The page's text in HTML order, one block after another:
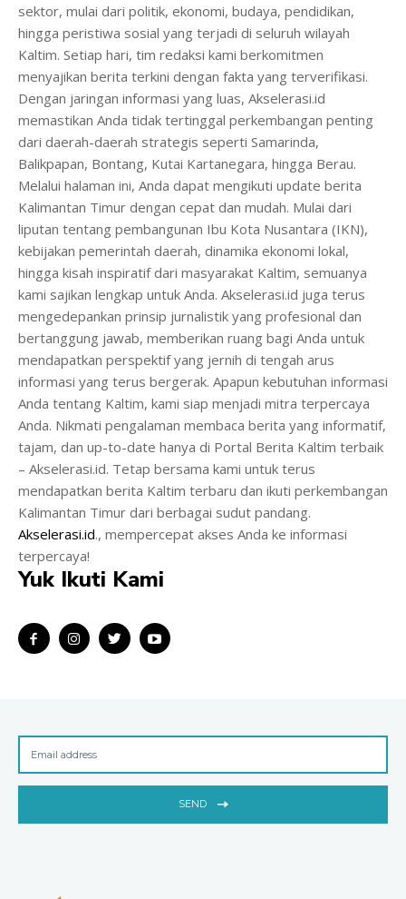
sektor, mulai dari politik, ekonomi, budaya, pendidikan,
hingga peristiwa sosial yang terjadi di seluruh wilayah
Kaltim. Setiap hari, tim redaksi kami berkomitmen
menyajikan berita terkini dengan fakta yang terverifikasi.
Dengan jaringan informasi yang luas, Akselerasi.id
memastikan Anda tidak tertinggal perkembangan penting
dari daerah-daerah strategis seperti Samarinda,
Balikpapan, Bontang, Kutai Kartanegara, hingga Berau.
Melalui halaman ini, Anda dapat mengikuti update berita
Kalimantan Timur dengan cepat dan mudah. Mulai dari
liputan tentang pembangunan Ibu Kota Nusantara (IKN),
kebijakan pemerintah daerah, dinamika ekonomi lokal,
hingga kisah inspiratif dari masyarakat Kaltim, semuanya
kami sajikan lengkap untuk Anda. Akselerasi.id juga terus
mengedepankan prinsip jurnalistik yang profesional dan
bertanggung jawab, memberikan ruang bagi Anda untuk
mendapatkan perspektif yang jernih di tengah arus
informasi yang terus bergerak. Apapun kebutuhan informasi
Anda tentang Kaltim, kami siap menjadi mitra terpercaya
Anda. Nikmati pengalaman membaca berita yang informatif,
tajam, dan up-to-date hanya di Portal Berita Kaltim terbaik
– Akselerasi.id. Tetap bersama kami untuk terus
mendapatkan berita Kaltim terbaru dan ikuti perkembangan
Kalimantan Timur dari berbagai sudut pandang.
Akselerasi.id., mempercepat akses Anda ke informasi
terpercaya!
Yuk Ikuti Kami
SEND